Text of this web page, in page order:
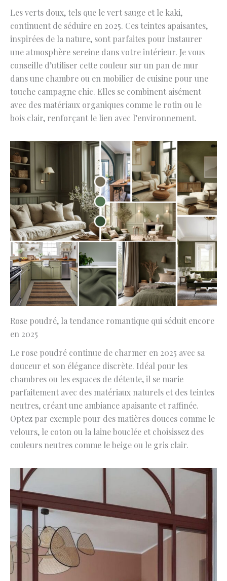
Les verts doux, tels que le vert sauge et le kaki,
continuent de séduire en 2025. Ces teintes apaisantes,
inspirées de la nature, sont parfaites pour instaurer
une atmosphère sereine dans votre intérieur. Je vous
conseille d’utiliser cette couleur sur un pan de mur
dans une chambre ou en mobilier de cuisine pour une
touche campagne chic. Elles se combinent aisément
avec des matériaux organiques comme le rotin ou le
bois clair, renforçant le lien avec l’environnement.
Rose poudré, la tendance romantique qui séduit encore
en 2025
Le rose poudré continue de charmer en 2025 avec sa
douceur et son élégance discrète. Idéal pour les
chambres ou les espaces de détente, il se marie
parfaitement avec des matériaux naturels et des teintes
neutres, créant une ambiance apaisante et raffinée.
Optez par exemple pour des matières douces comme le
velours, le coton ou la laine bouclée et choisissez des
couleurs neutres comme le beige ou le gris clair.